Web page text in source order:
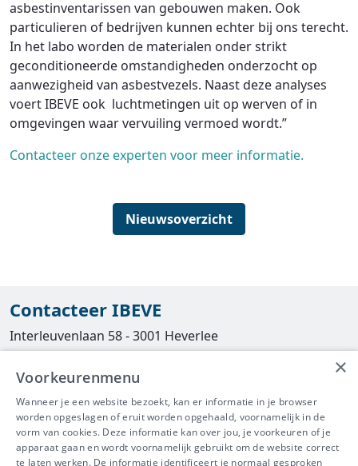
asbestinventarissen van gebouwen maken. Ook
particulieren of bedrijven kunnen echter bij ons terecht.
In het labo worden de materialen onder strikt
geconditioneerde omstandigheden onderzocht op
aanwezigheid van asbestvezels. Naast deze analyses
voert IBEVE ook luchtmetingen uit op werven of in
omgevingen waar vervuiling vermoed wordt.”
Contacteer onze experten voor meer informatie.
Nieuwsoverzicht
Contacteer IBEVE
Interleuvenlaan 58 - 3001 Heverlee
016/390490
info@ibeve.be
asbest@ibeve.be
×
Voorkeurenmenu
Wanneer je een website bezoekt, kan er informatie in je browser
worden opgeslagen of eruit worden opgehaald, voornamelijk in de
vorm van cookies. Deze informatie kan over jou, je voorkeuren of je
apparaat gaan en wordt voornamelijk gebruikt om de website correct
te laten werken. De informatie identificeert je normaal gesproken